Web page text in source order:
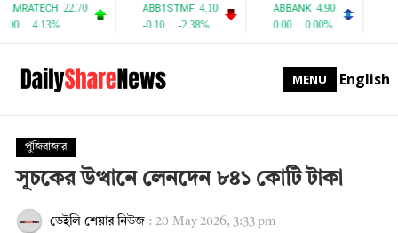
MENU English
পুঁজিবাজার
সূচকের উত্থানে লেনদেন ৮৪১ কোটি টাকা
ডেইলি শেয়ার নিউজ: 20 May 2026, 3:33 pm